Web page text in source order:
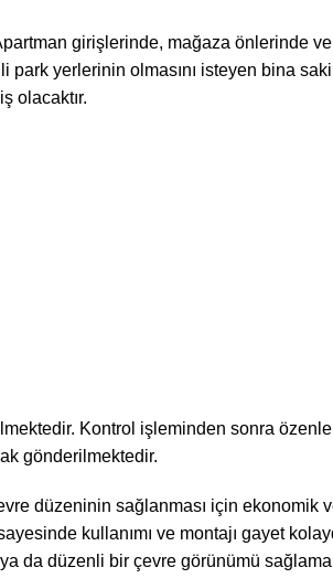
girişlerinde, mağaza önlerinde
yerlerinin olmasını isteyen bina
olacaktır.
Kontrol işleminden sonra
gönderilmektedir.
düzeninin sağlanması için ekonomik
kullanımı ve montajı gayet
da düzenli bir çevre görünümü